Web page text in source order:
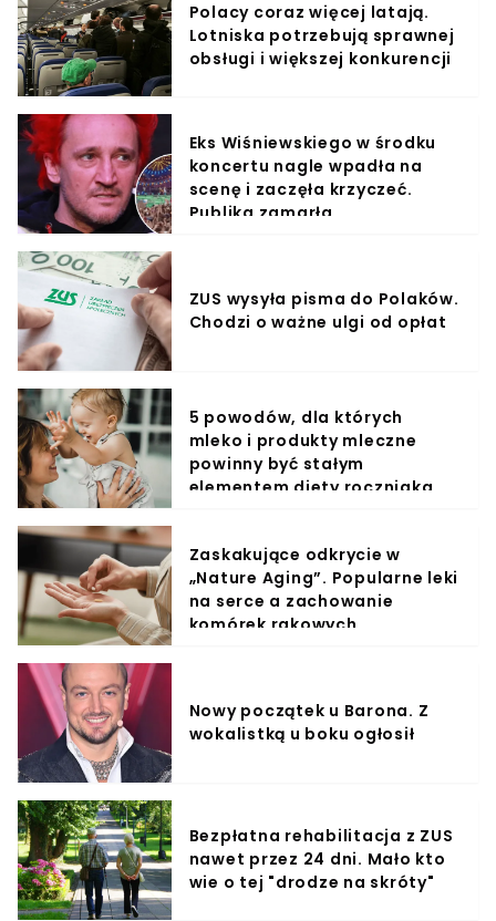
Polacy coraz więcej latają.
Lotniska potrzebują sprawnej
obsługi i większej konkurencji
Eks Wiśniewskiego w środku
koncertu nagle wpadła na
scenę i zaczęła krzyczeć.
Publika zamarła
ZUS wysyła pisma do Polaków.
Chodzi o ważne ulgi od opłat
5 powodów, dla których
mleko i produkty mleczne
powinny być stałym
elementem diety roczniaka
Zaskakujące odkrycie w
„Nature Aging”. Popularne leki
na serce a zachowanie
komórek rakowych
Nowy początek u Barona. Z
wokalistką u boku ogłosił
Bezpłatna rehabilitacja z ZUS
nawet przez 24 dni. Mało kto
wie o tej "drodze na skróty"